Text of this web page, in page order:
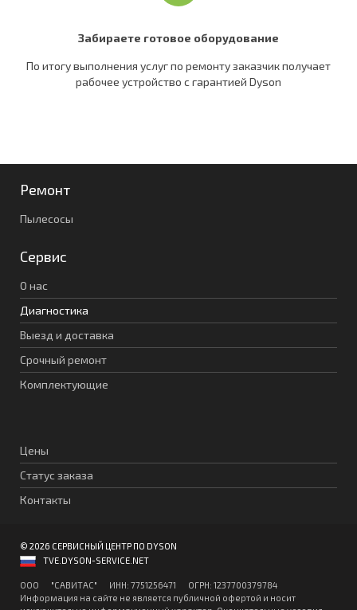
Забираете готовое оборудование
По итогу выполнения услуг по ремонту заказчик получает
рабочее устройство c гарантией Dyson
Ремонт
Пылесосы
Сервис
О нас
Диагностика
Выезд и доставка
Срочный ремонт
Комплектующие
Цены
Статус заказа
Контакты
© 2026 СЕРВИСНЫЙ ЦЕНТР ПО DYSON
TVE.DYSON-SERVICE.NET
ООО "CАВИТAC" ИНН: 7751256471 ОГPН: 1237700379784
Информация на сайте не является публичной офертой и носит